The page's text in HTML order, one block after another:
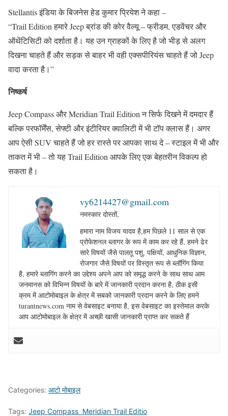
Stellantis इंडिया के बिजनेस हेड कुमार प्रियेश ने कहा –
“Trail Edition हमारे Jeep ब्रांड की कोर वैल्यू – फ्रीडम, एडवेंचर और
ऑथेंटिसिटी को दर्शाता है। यह उन ग्राहकों के लिए है जो भीड़ से अलग
दिखना चाहते हैं और सड़क से बाहर भी वही एक्सपीरियंस चाहते हैं जो Jeep
वादा करता है।”
निष्कर्ष
Jeep Compass और Meridian Trail Edition न सिर्फ दिखने में दमदार हैं
बल्कि परफॉर्मेंस, सेफ्टी और इंटीरियर क्वालिटी में भी टॉप क्लास हैं। अगर
आप ऐसी SUV चाहते हैं जो हर रास्ते पर आपका साथ दे – स्टाइल में भी और
ताकत में भी – तो यह Trail Edition आपके लिए एक बेहतरीन विकल्प हो
सकता है।
vy6214427@gmail.com
नमस्कार दोस्तों,
हमारा नाम विजय यादव है,हम पिछले 11 साल से एक
प्रोफेशनल ब्लागर के रूप में काम कर रहे हैं, हमने ढेर
सारे विषयों जैसे पालतू पशु, पक्षियों, आधुनिक विज्ञान,
रोजगार जैसे विषयों पर विस्तृत रूप से ब्लॉगिंग किया
है, हमारे ब्लागिंग करने का उद्देश्य अपने आप को समृद्ध करने के साथ साथ आम
जनमानस को विभिन्न विषयों के बारे में जानकारी प्रदान करना है, ठीक इसी
क्रम में आटोमोबाइल के क्षेत्र में सबको जानकारी प्रदान करने के लिए हमने
turantnews.com नाम से वेबसाइट बनाया है, इस वेबसाइट का इस्तेमाल करके
आप आटोमोबाइल के क्षेत्र में अच्छी खासी जानकारी प्राप्त कर सकते हैं
Categories: आटो मोबाइल
Tags: Jeep Compass Meridian Trail Editio